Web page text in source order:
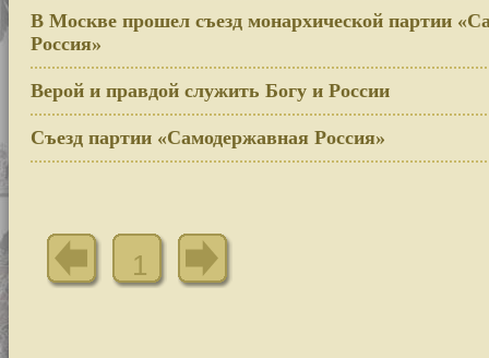
В Москве прошел съезд монархической партии
Россия»
Верой и правдой служить Богу и России
Съезд партии «Самодержавная Россия»
1